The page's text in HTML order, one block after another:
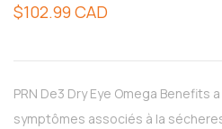
$102.99 CAD
PRN De3 Dry Eye Omega
symptômes associés à la